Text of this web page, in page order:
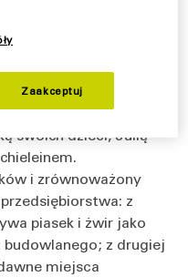
obecnie zarządzana
Dyrektor
prowadzi
swoich dzieci, Julią
i zrównoważony
z
piasek i żwir jako
budowlanego; z drugiej
miejsca
Zaakceptuj